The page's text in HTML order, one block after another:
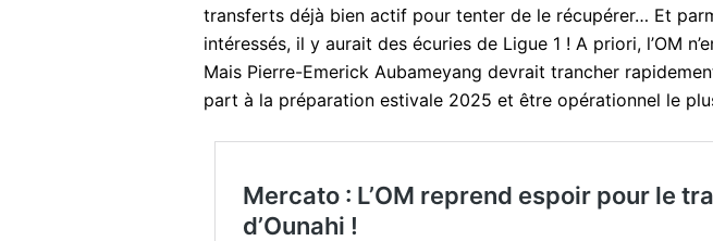
transferts déjà bien actif pour tenter de le récupérer… Et
intéressés, il y aurait des écuries de Ligue 1 ! A priori, l’OM
Mais Pierre-Emerick Aubameyang devrait trancher
part à la préparation estivale 2025 et être opérationnel le
Mercato : L’OM reprend espoir pour le
d’Ounahi !